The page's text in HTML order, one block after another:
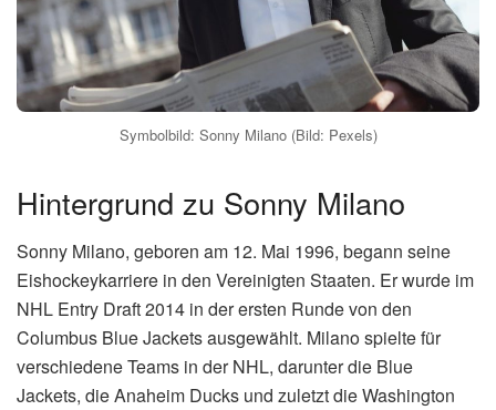
Symbolbild: Sonny Milano (Bild: Pexels)
Hintergrund zu Sonny Milano
Sonny Milano, geboren am 12. Mai 1996, begann seine
Eishockeykarriere in den Vereinigten Staaten. Er wurde im
NHL Entry Draft 2014 in der ersten Runde von den
Columbus Blue Jackets ausgewählt. Milano spielte für
verschiedene Teams in der NHL, darunter die Blue
Jackets, die Anaheim Ducks und zuletzt die Washington